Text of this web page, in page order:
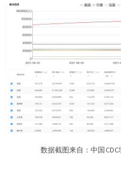
数据截图来自：中国